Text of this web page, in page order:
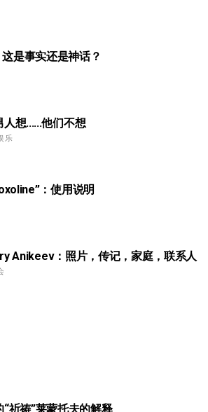
是事实还是神话？
人想......他们不想
乐
：使用说明
Anikeev：照片，传记，家庭，联系人
“祈祷”莱蒙托夫的解释